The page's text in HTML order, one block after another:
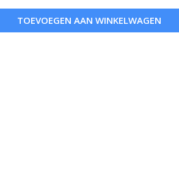
TOEVOEGEN AAN WINKELWAGEN